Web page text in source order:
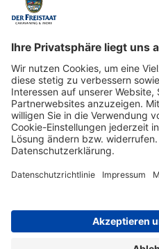
shop.derfreistaat.de
einen 5€ Gutschein
Shop erhalten!*
Impressum